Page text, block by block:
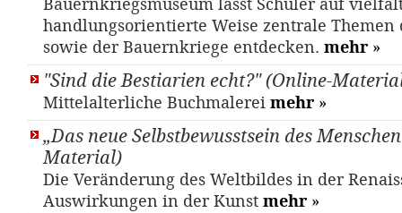
Bauernkriegsmuseum lässt Schüler auf
handlungsorientierte Weise zentrale Themen
sowie der Bauernkriege entdecken. mehr »
"Sind die Bestiarien echt?" (Online-
Mittelalterliche Buchmalerei mehr »
„Das neue Selbstbewusstsein des
Material)
Die Veränderung des Weltbildes in der
Auswirkungen in der Kunst mehr »